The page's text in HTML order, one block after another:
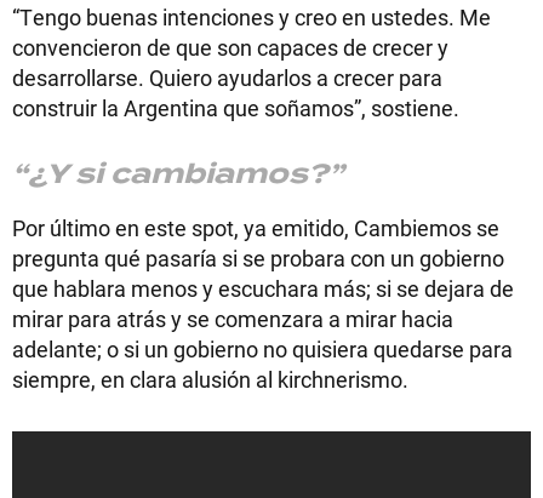
“Tengo buenas intenciones y creo en ustedes. Me
convencieron de que son capaces de crecer y
desarrollarse. Quiero ayudarlos a crecer para
construir la Argentina que soñamos”, sostiene.
“¿Y si cambiamos?”
Por último en este spot, ya emitido, Cambiemos se
pregunta qué pasaría si se probara con un gobierno
que hablara menos y escuchara más; si se dejara de
mirar para atrás y se comenzara a mirar hacia
adelante; o si un gobierno no quisiera quedarse para
siempre, en clara alusión al kirchnerismo.